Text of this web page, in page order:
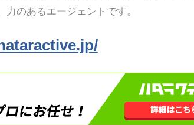
力のあるエージェントです。